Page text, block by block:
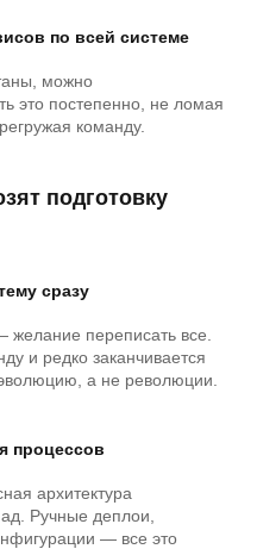
по всей системе
можно
это постепенно, не ломая
команду.
подготовку
сразу
переписать все.
и редко заканчивается
а не революции.
процессов
архитектура
Ручные деплои,
— все это